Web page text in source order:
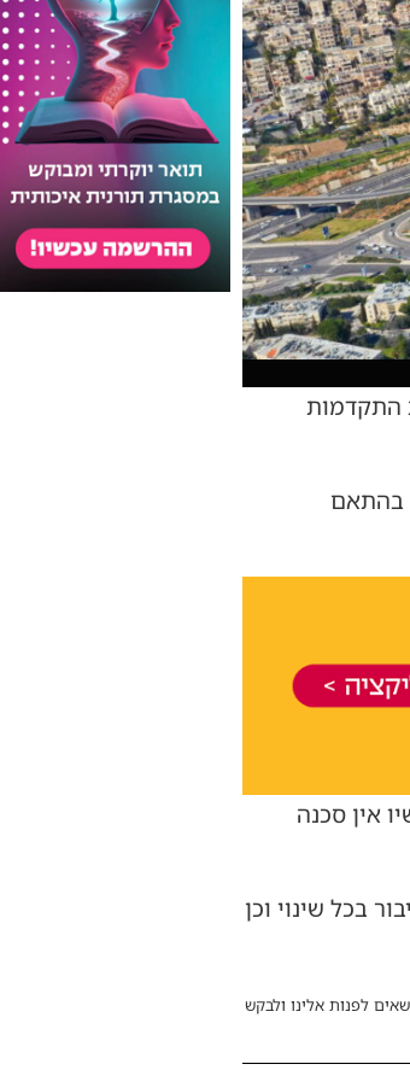
התקדמות
בהתאם
אין סכנה
בכל שינוי וכן
לפנות אלינו ולבקש